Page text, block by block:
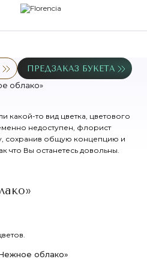
ПРЕДЗАКАЗ БУКЕТА
облако»
какой-то вид цветка, цветового
недоступен, флорист
сохранив общую концепцию и
что Вы останетесь довольны.